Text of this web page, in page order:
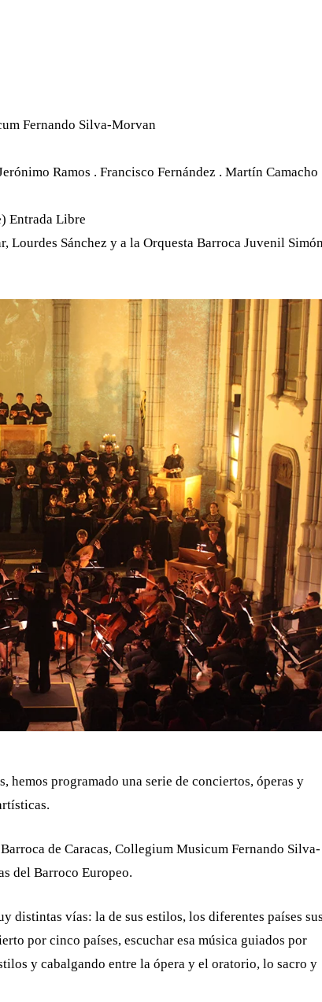
Fernando Silva-Morvan
Ramos . Francisco Fernández . Martín Camacho
Entrada Libre
Lourdes Sánchez y a la Orquesta Barroca Juvenil
hemos programado una serie de conciertos, óperas y
de Caracas, Collegium Musicum Fernando Silva-
del Barroco Europeo.
distintas vías: la de sus estilos, los diferentes países
por cinco países, escuchar esa música guiados por
y cabalgando entre la ópera y el oratorio, lo sacro y